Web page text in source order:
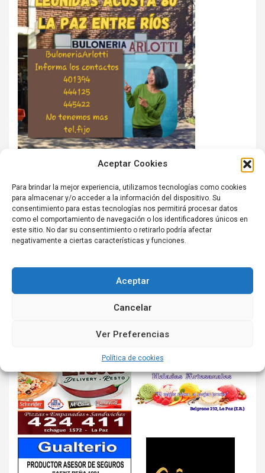
Aceptar Cookies
Para brindar la mejor experiencia, utilizamos tecnologías como cookies
para almacenar y/o acceder a la información del dispositivo. Su
consentimiento para estas tecnologías nos permitirá procesar datos
como el comportamiento de navegación o los identificadores únicos en
este sitio. No dar su consentimiento o retirarlo podría afectar
negativamente a ciertas características y funciones.
Aceptar
Cancelar
Ver Preferencias
Política de cookies